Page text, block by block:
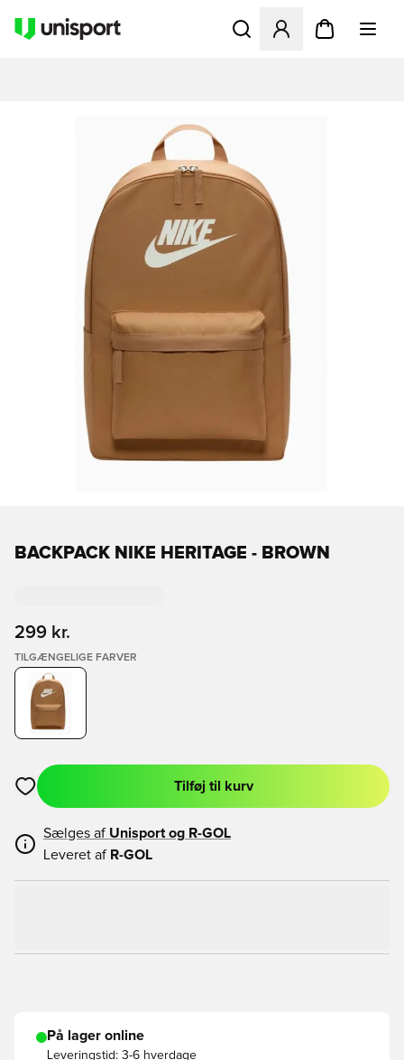
Åbner en Modal til at
BACKPACK NIKE HERITAGE - BROWN
299 kr.
TILGÆNGELIGE FARVER
Åbner en Modal til at logge ind eller tilmelde dig som medlem
Tilføj til kurv
Sælges af Unisport og R-GOL
Leveret af R-GOL
På lager online
Leveringstid: 3-6 hverdage